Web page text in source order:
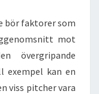
bör faktorer som
mot
övergripande
exempel kan en
viss pitcher vara